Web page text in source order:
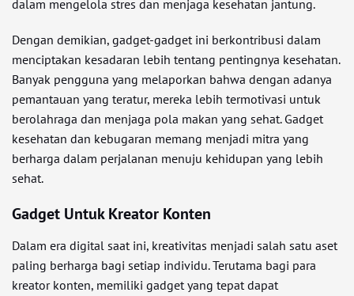
dalam mengelola stres dan menjaga kesehatan jantung.
Dengan demikian, gadget-gadget ini berkontribusi dalam
menciptakan kesadaran lebih tentang pentingnya kesehatan.
Banyak pengguna yang melaporkan bahwa dengan adanya
pemantauan yang teratur, mereka lebih termotivasi untuk
berolahraga dan menjaga pola makan yang sehat. Gadget
kesehatan dan kebugaran memang menjadi mitra yang
berharga dalam perjalanan menuju kehidupan yang lebih
sehat.
Gadget Untuk Kreator Konten
Dalam era digital saat ini, kreativitas menjadi salah satu aset
paling berharga bagi setiap individu. Terutama bagi para
kreator konten, memiliki gadget yang tepat dapat